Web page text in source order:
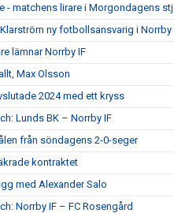
- matchens lirare i Morgondagens
ny fotbollsansvarig i Norrby
lämnar Norrby IF
Max Olsson
2024 med ett kryss
Lunds BK – Norrby IF
från söndagens 2-0-seger
kontraktet
med Alexander Salo
Norrby IF – FC Rosengård